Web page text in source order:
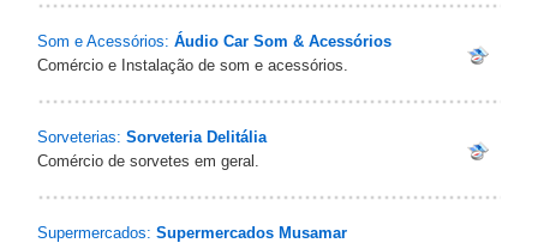
Som e Acessórios: Áudio Car Som & Acessórios‎
Comércio e Instalação de som e acessórios.
Sorveterias: Sorveteria Delitália‎
Comércio de sorvetes em geral.
Supermercados: Supermercados Musamar